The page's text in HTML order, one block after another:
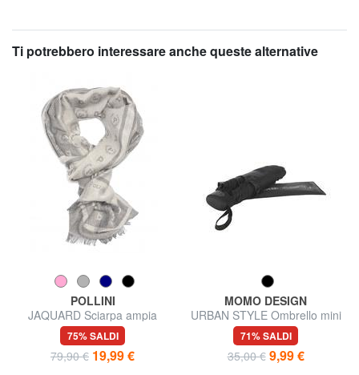
Ti potrebbero interessare anche queste alternative
POLLINI
JAQUARD Sciarpa ampia
75% SALDI
79,90 € 19,99 €
MOMO DESIGN
URBAN STYLE Ombrello mini
71% SALDI
35,00 € 9,99 €